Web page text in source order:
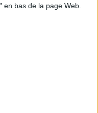
bas de la page Web.